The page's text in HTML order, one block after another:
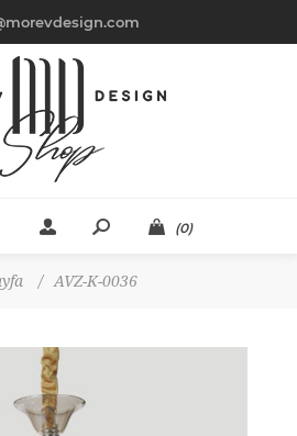
(0)
/ AVZ-K-0036